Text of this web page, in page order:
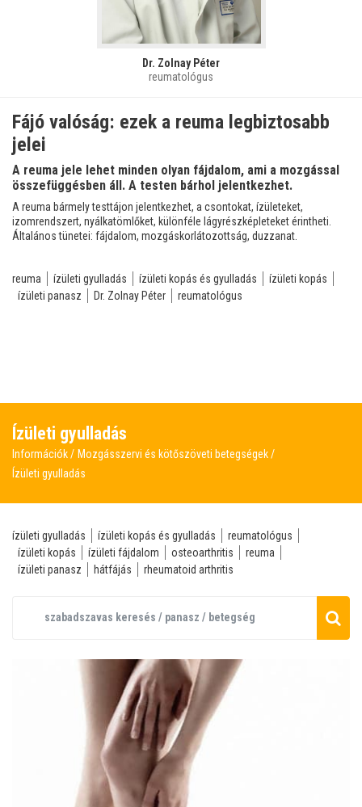
Dr. Zolnay Péter
reumatológus
Fájó valóság: ezek a reuma legbiztosabb
jelei
A reuma jele lehet minden olyan fájdalom, ami a mozgással
összefüggésben áll. A testen bárhol jelentkezhet.
A reuma bármely testtájon jelentkezhet, a csontokat, ízületeket,
izomrendszert, nyálkatömlőket, különféle lágyrészképleteket érintheti.
Általános tünetei: fájdalom, mozgáskorlátozottság, duzzanat.
reuma ízületi gyulladás ízületi kopás és gyulladás
ízületi kopás
ízületi panasz
Dr. Zolnay Péter reumatológus
Ízületi gyulladás
Információk
Mozgásszervi és kötőszöveti betegségek
Ízületi gyulladás
ízületi gyulladás ízületi kopás és gyulladás
reumatológus
ízületi kopás
ízületi fájdalom osteoarthritis
reuma
ízületi panasz
hátfájás rheumatoid arthritis